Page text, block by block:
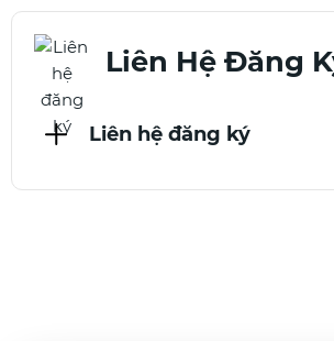
Liên Hệ Đăng
Liên hệ đăng ký